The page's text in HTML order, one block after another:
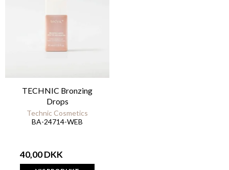
TECHNIC Bronzing
Drops
Technic Cosmetics
BA-24714-WEB
40,00 DKK